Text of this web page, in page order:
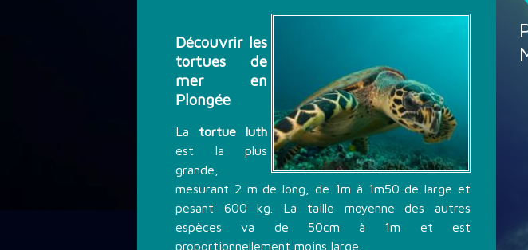
Découvrir les
tortues de
mer en
Plongée
La tortue luth
est la plus
grande,
mesurant 2 m de long, de 1m à 1m50 de large et
pesant 600 kg. La taille moyenne des autres
espèces va de 50cm à 1m et est
proportionnellement moins large.